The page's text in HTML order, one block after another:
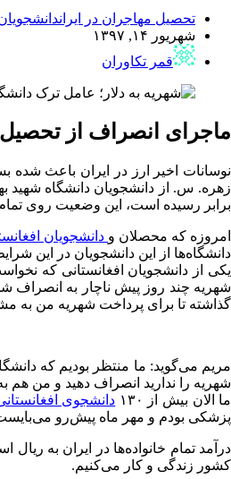
تحصیل مهاجران در ایران
شهریور ۱۴, ۱۳۹۷
قمر تکاوران
ماجرای انصراف از
نوسانات اخیر ارز در ایران باعث شده
برابر رسیده است، این وضعیت روی
امروزه که محصلان و دانشجویان
دانشگاه‌ها از این دانشجویان در این
یکی از دانشجویان افغانستانی که
گذاشته تا برای پرداخت شهریه من به
مریم می‌گوید: ما منتظر بودیم که
شهریه را ندارید انصراف دهید و من هم
ما الان بیش از ۱۳۰
دانشجوی
پزشکی بودم و مهر ماه پیش‌رو می‌بایست
درآمد تمام خانواده‌ها در ایران به
کشور زندگی و کار می‌کنیم.